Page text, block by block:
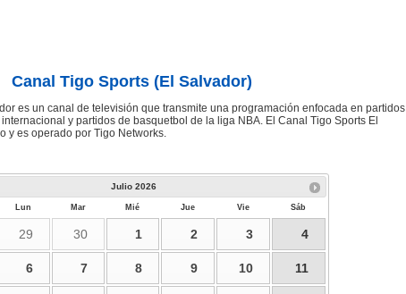
Canal Tigo Sports (El Salvador)
es un canal de televisión que transmite una programación enfocada en partidos
y partidos de basquetbol de la liga NBA. El Canal Tigo Sports El
y es operado por Tigo Networks.
Julio 2026
Lun Mar Mié Jue Vie Sáb
29 30 1 2 3 4
6 7 8 9 10 11